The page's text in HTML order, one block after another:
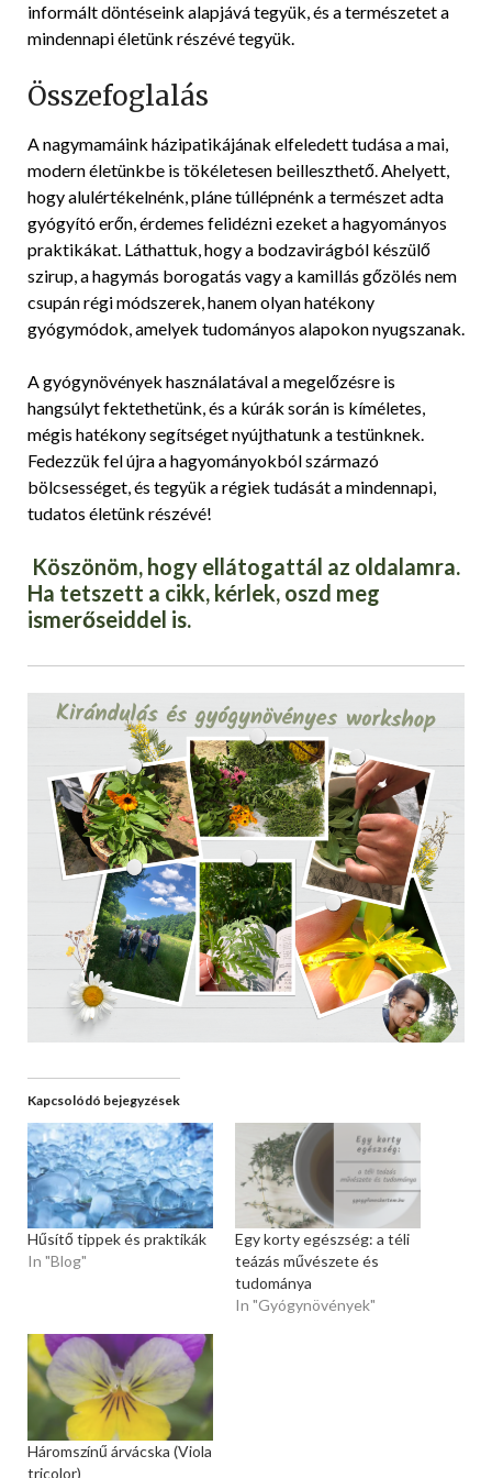
informált döntéseink alapjává tegyük, és a természetet a
mindennapi életünk részévé tegyük.
Összefoglalás
A nagymamáink házipatikájának elfeledett tudása a mai,
modern életünkbe is tökéletesen beilleszthető. Ahelyett,
hogy alulértékelnénk, pláne túllépnénk a természet adta
gyógyító erőn, érdemes felidézni ezeket a hagyományos
praktikákat. Láthattuk, hogy a bodzavirágból készülő
szirup, a hagymás borogatás vagy a kamillás gőzölés nem
csupán régi módszerek, hanem olyan hatékony
gyógymódok, amelyek tudományos alapokon nyugszanak.
A gyógynövények használatával a megelőzésre is
hangsúlyt fektethetünk, és a kúrák során is kíméletes,
mégis hatékony segítséget nyújthatunk a testünknek.
Fedezzük fel újra a hagyományokból származó
bölcsességet, és tegyük a régiek tudását a mindennapi,
tudatos életünk részévé!
Köszönöm, hogy ellátogattál az oldalamra.
Ha tetszett a cikk, kérlek, oszd meg
ismerőseiddel is.
Kapcsolódó bejegyzések
Hűsítő tippek és praktikák
In "Blog"
Egy korty egészség: a téli
teázás művészete és
tudománya
In "Gyógynövények"
Háromszínű árvácska (Viola
tricolor)